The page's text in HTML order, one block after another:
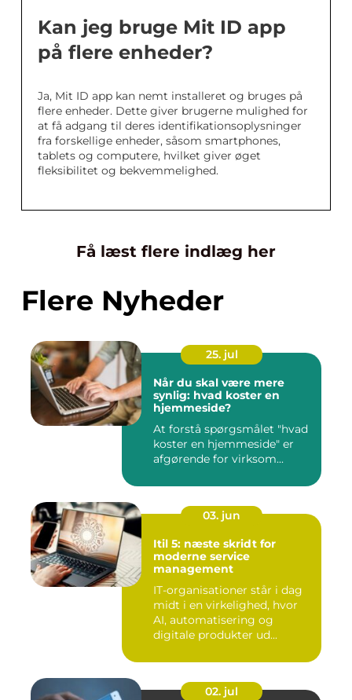
Kan jeg bruge Mit ID app
på flere enheder?
Ja, Mit ID app kan nemt installeret og bruges på
flere enheder. Dette giver brugerne mulighed for
at få adgang til deres identifikationsoplysninger
fra forskellige enheder, såsom smartphones,
tablets og computere, hvilket giver øget
fleksibilitet og bekvemmelighed.
Få læst flere indlæg her
Flere Nyheder
25. jul
Når du skal være mere
synlig: hvad koster en
hjemmeside?
At forstå spørgsmålet "hvad
koster en hjemmeside" er
afgørende for virksom...
03. jun
Itil 5: næste skridt for
moderne service
management
IT-organisationer står i dag
midt i en virkelighed, hvor
AI, automatisering og
digitale produkter ud...
02. jul